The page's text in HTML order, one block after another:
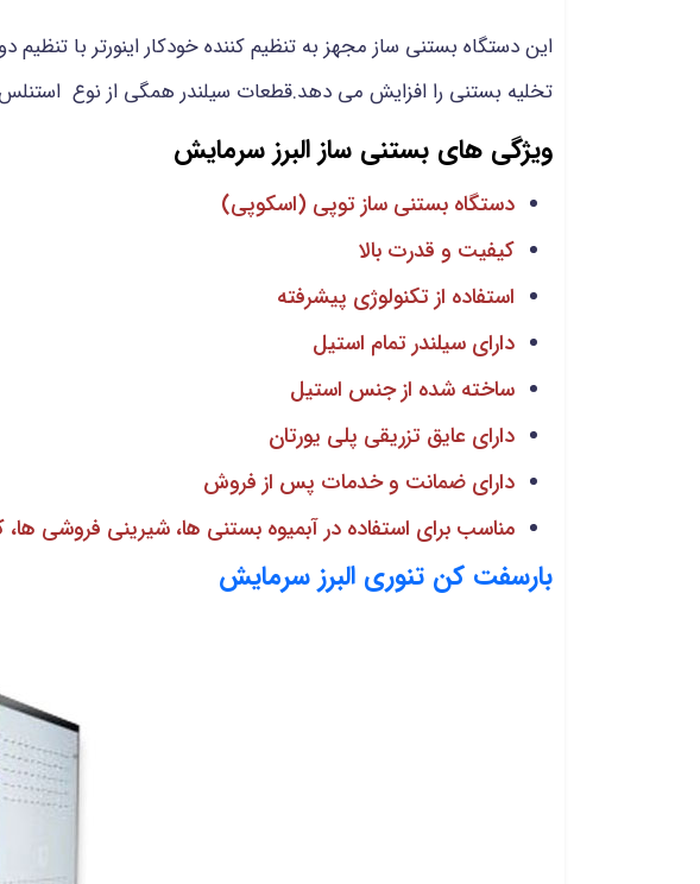
این دستگاه بستنی ساز مجهز به تنظیم کننده خودکار اینورتر با
تخلیه بستنی را افزایش می دهد.قطعات سیلندر همگی از نوع
ویژگی های بستنی ساز البرز سرمایش
دستگاه بستنی ساز توپی (اسکوپی)
کیفیت و قدرت بالا
استفاده از تکنولوژی پیشرفته
دارای سیلندر تمام استیل
ساخته شده از جنس استیل
دارای عایق تزریقی پلی یورتان
دارای ضمانت و خدمات پس از فروش
مناسب برای استفاده در آبمیوه بستنی ها، شیرینی فروشی
بارسفت کن تنوری البرز سرمایش